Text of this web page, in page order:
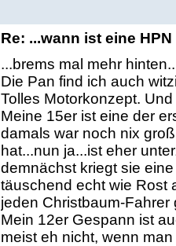
Re: ...wann ist eine
...brems mal mehr
Die Pan find ich auch
Tolles Motorkonzept.
Meine 15er ist eine der
damals war noch nix
hat...nun ja...ist eher
demnächst kriegt sie
täuschend echt wie Rost
jeden Christbaum-
Mein 12er Gespann ist
meist eh nicht, wenn